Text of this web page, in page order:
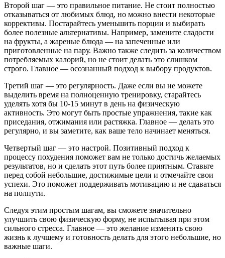
Второй шаг — это правильное питание. Не стоит полностью
отказываться от любимых блюд, но можно внести некоторые
коррективы. Постарайтесь уменьшить порции и выбирать
более полезные альтернативы. Например, замените сладости
на фрукты, а жареные блюда — на запеченные или
приготовленные на пару. Важно также следить за количеством
потребляемых калорий, но не стоит делать это слишком
строго. Главное — осознанный подход к выбору продуктов.
Третий шаг — это регулярность. Даже если вы не можете
выделить время на полноценную тренировку, старайтесь
уделять хотя бы 10-15 минут в день на физическую
активность. Это могут быть простые упражнения, такие как
приседания, отжимания или растяжка. Главное — делать это
регулярно, и вы заметите, как ваше тело начинает меняться.
Четвертый шаг — это настрой. Позитивный подход к
процессу похудения поможет вам не только достичь желаемых
результатов, но и сделать этот путь более приятным. Ставьте
перед собой небольшие, достижимые цели и отмечайте свои
успехи. Это поможет поддерживать мотивацию и не сдаваться
на полпути.
Следуя этим простым шагам, вы сможете значительно
улучшить свою физическую форму, не испытывая при этом
сильного стресса. Главное — это желание изменить свою
жизнь к лучшему и готовность делать для этого небольшие, но
важные шаги.